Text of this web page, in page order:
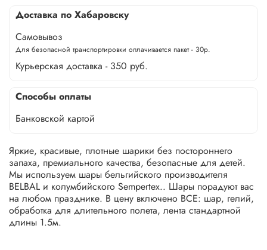
Доставка по Хабаровску
Самовывоз
Для безопасной транспортировки оплачивается пакет - 30р.
Курьерская доставка - 350 руб.
Способы оплаты
Банковской картой
Яркие, красивые, плотные шарики без постороннего
запаха, премиального качества, безопасные для детей.
Мы используем шары бельгийского производителя
BELBAL и колумбийского Sempertex.. Шары порадуют вас
на любом празднике. В цену включено ВСЕ: шар, гелий,
обработка для длительного полета, лента стандартной
длины 1.5м.